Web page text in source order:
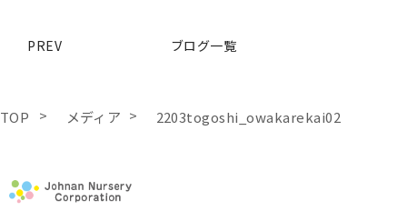
PREV ブログ一覧
TOP メディア 2203togoshi_owakarekai02